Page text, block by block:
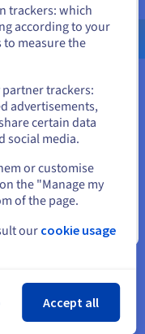
manier om een
de rechten
deze werkwijze kunt
of tijdschriften te
en
culinair gebied.
- $
Sluiten
trackers: which
according to your
to measure the
trackers:
advertisements,
certain data
social media.
or customise
the "Manage my
of the page.
our cookie usage
Accept all